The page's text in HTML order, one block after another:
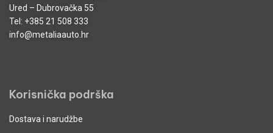
Ured – Dubrovačka 55
Tel: +385 21 508 333
info@metaliaauto.hr
Korisnička podrška
Dostava i narudžbe